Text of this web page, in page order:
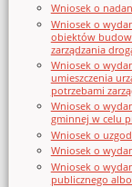
Wniosek o
Wniosek o
obiektów
zarządzania
Wniosek o
umieszczenia
potrzebami
Wniosek o
gminnej w celu
Wniosek o
Wniosek o
Wniosek o
publicznego